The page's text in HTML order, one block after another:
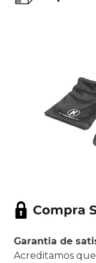
Garantia de
Acreditamos